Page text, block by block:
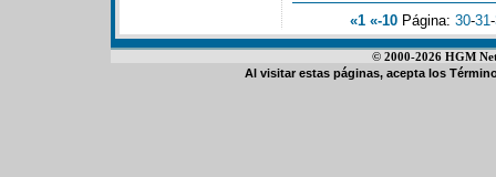
«1 «-10 Página: 30-31-
© 2000-2026 HGM
Al visitar estas páginas, acepta los